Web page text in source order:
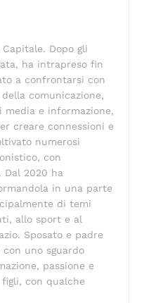
Dopo gli
ha intrapreso fin
a confrontarsi con
comunicazione,
media e informazione,
creare connessioni e
numerosi
con
Dal 2020 ha
in una parte
di temi
allo sport e al
Sposato e padre
uno sguardo
passione e
con qualche